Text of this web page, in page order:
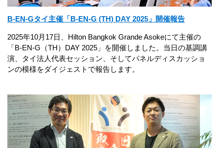
B-EN-Gタイ主催「B-EN-G (TH) DAY 2025」開催報告
2025年10月17日、Hilton Bangkok Grande Asokeにて主催の
「B-EN-G（TH）DAY 2025」を開催しました。当日の基調講
演、タイ法人代表セッション、そしてパネルディスカッショ
ンの模様をダイジェストで報告します。